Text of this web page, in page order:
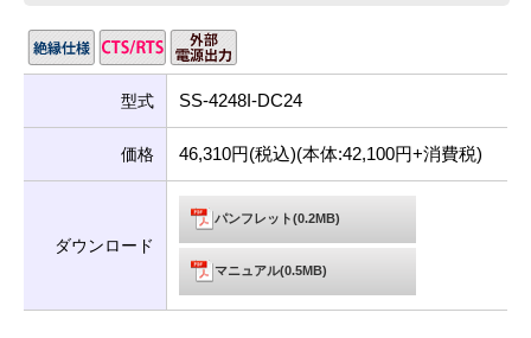
型式 SS-4248I-DC24
価格 46,310円(税込)(本体:42,100円+消費税)
ダウンロード
パンフレット(0.2MB)
マニュアル(0.5MB)